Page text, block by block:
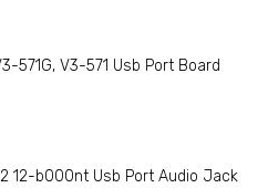
571G, V3-571 Usb Port Board
12-b000nt Usb Port Audio Jack